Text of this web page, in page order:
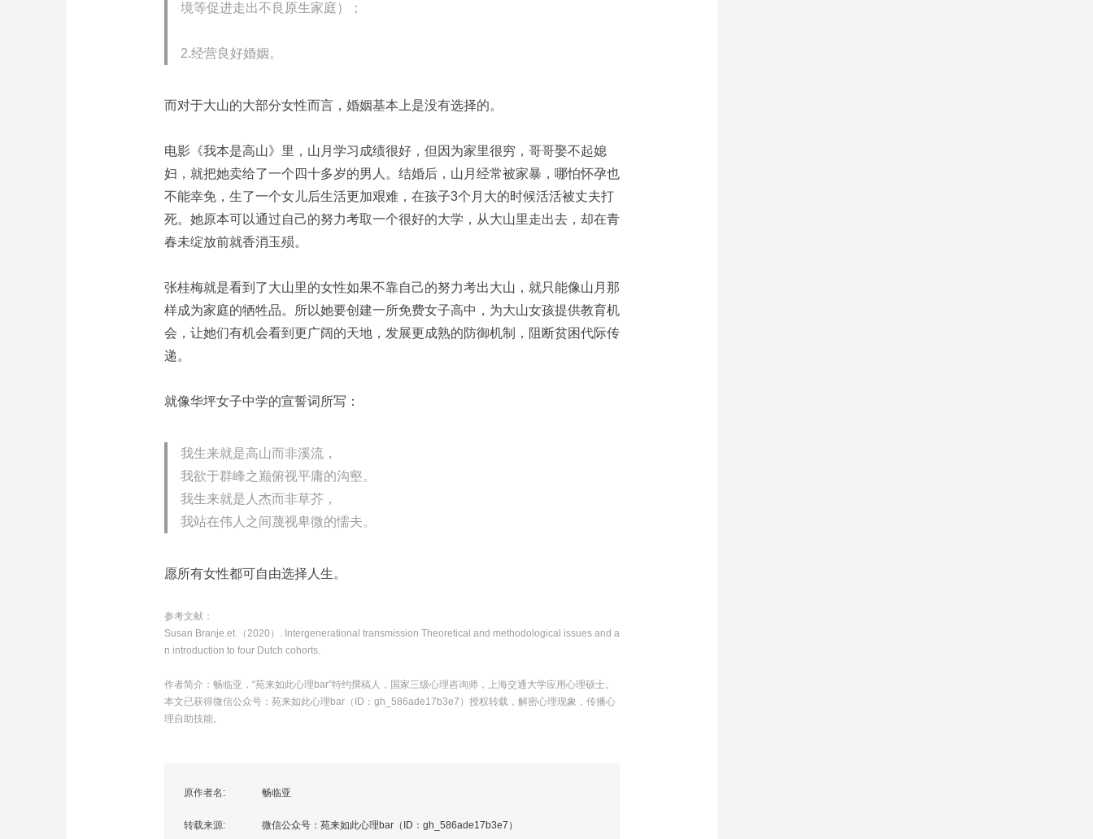
境等促进走出不良原生家庭）；
2.经营良好婚姻。
而对于大山的大部分女性而言，婚姻基本上是没有选择的。
电影《我本是高山》里，山月学习成绩很好，但因为家里很穷，哥哥娶不起媳
妇，就把她卖给了一个四十多岁的男人。结婚后，山月经常被家暴，哪怕怀孕也
不能幸免，生了一个女儿后生活更加艰难，在孩子3个月大的时候活活被丈夫打
死。她原本可以通过自己的努力考取一个很好的大学，从大山里走出去，却在青
春未绽放前就香消玉殒。
张桂梅就是看到了大山里的女性如果不靠自己的努力考出大山，就只能像山月那
样成为家庭的牺牲品。所以她要创建一所免费女子高中，为大山女孩提供教育机
会，让她们有机会看到更广阔的天地，发展更成熟的防御机制，阻断贫困代际传
递。
就像华坪女子中学的宣誓词所写：
我生来就是高山而非溪流，
我欲于群峰之巅俯视平庸的沟壑。
我生来就是人杰而非草芥，
我站在伟人之间蔑视卑微的懦夫。
愿所有女性都可自由选择人生。
参考文献：
Susan Branje.et.（2020）. Intergenerational transmission Theoretical and methodological issues and a
n introduction to four Dutch cohorts.
作者简介：畅临亚， “苑来如此心理bar”特约撰稿人 ， 国家三级心理咨询师 ，
上海交通大学应用心理硕士。
本文已获得微信公众号：苑来如此心理bar（ID：gh_586ade17b3e7）授权转载，解密心理现象，传播心
理自助技能。
原作者名: 畅临亚
转载来源: 微信公众号：苑来如此心理bar（ID：gh_586ade17b3e7）